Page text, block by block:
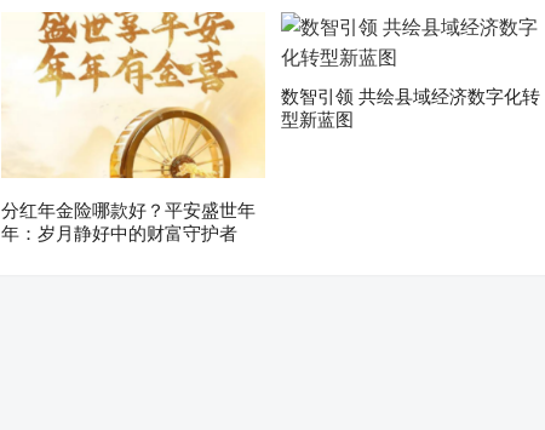
分红年金险哪款好？平安盛世年
年：岁月静好中的财富守护者
数智引领 共绘县域经济数字化转
型新蓝图